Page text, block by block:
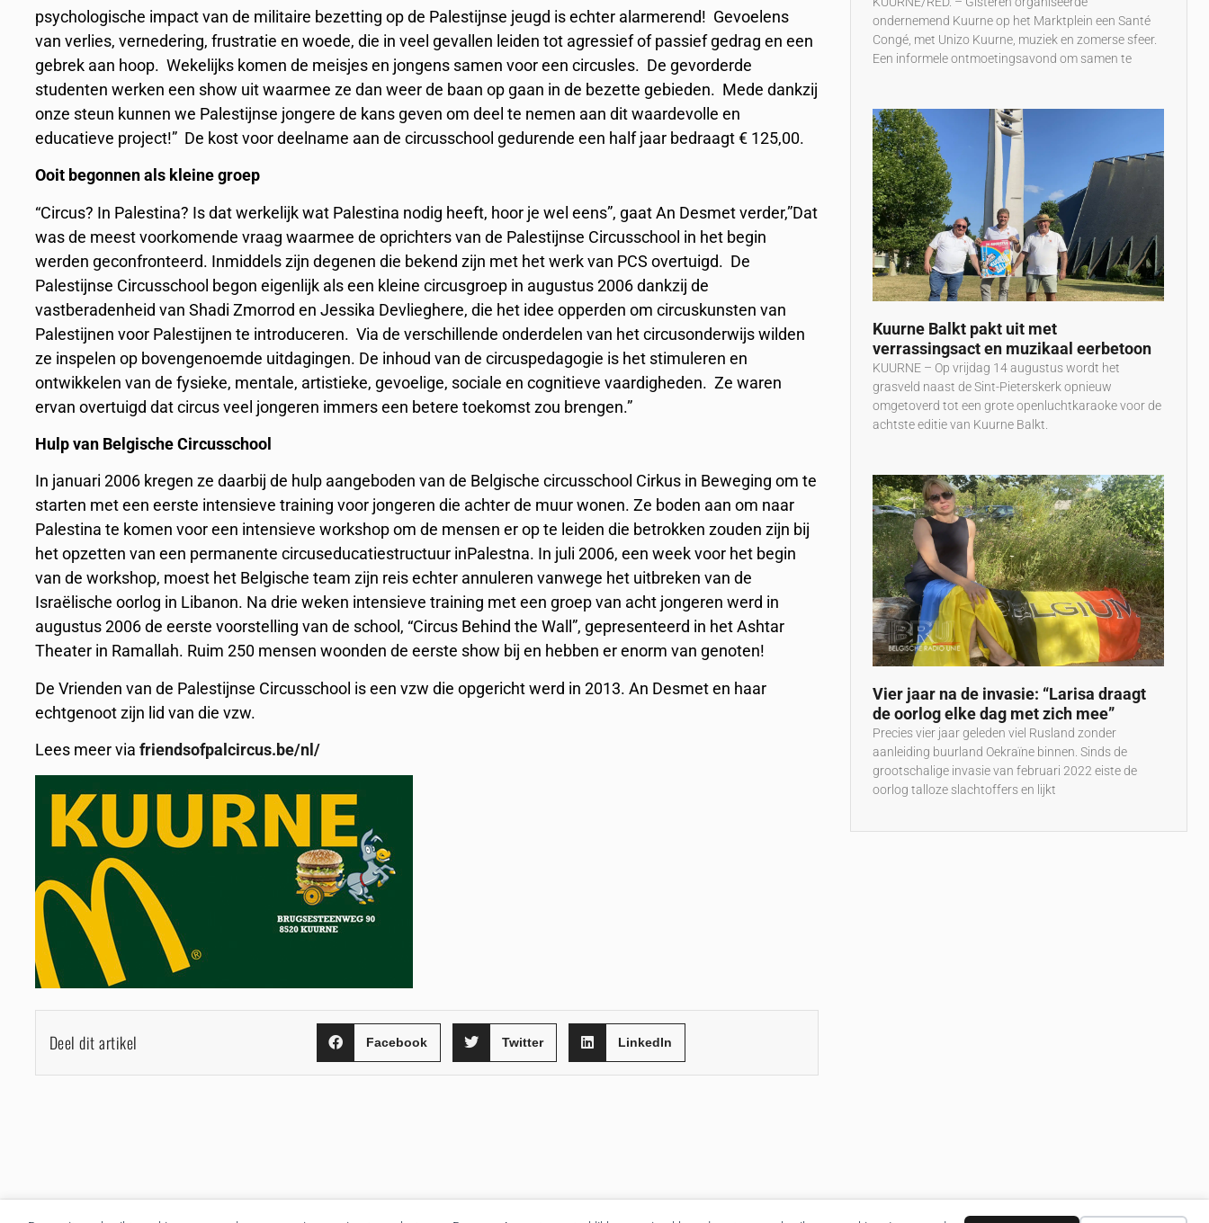
psychologische impact van de militaire bezetting op de Palestijnse jeugd is echter alarmerend! Gevoelens
van verlies, vernedering, frustratie en woede, die in veel gevallen leiden tot agressief of passief gedrag en een
gebrek aan hoop. Wekelijks komen de meisjes en jongens samen voor een circusles. De gevorderde
studenten werken een show uit waarmee ze dan weer de baan op gaan in de bezette gebieden. Mede dankzij
onze steun kunnen we Palestijnse jongere de kans geven om deel te nemen aan dit waardevolle en
educatieve project!” De kost voor deelname aan de circusschool gedurende een half jaar bedraagt € 125,00.
Ooit begonnen als kleine groep
“Circus? In Palestina? Is dat werkelijk wat Palestina nodig heeft, hoor je wel eens”, gaat An Desmet verder,”Dat
was de meest voorkomende vraag waarmee de oprichters van de Palestijnse Circusschool in het begin
werden geconfronteerd. Inmiddels zijn degenen die bekend zijn met het werk van PCS overtuigd. De
Palestijnse Circusschool begon eigenlijk als een kleine circusgroep in augustus 2006 dankzij de
vastberadenheid van Shadi Zmorrod en Jessika Devlieghere, die het idee opperden om circuskunsten van
Palestijnen voor Palestijnen te introduceren. Via de verschillende onderdelen van het circusonderwijs wilden
ze inspelen op bovengenoemde uitdagingen. De inhoud van de circuspedagogie is het stimuleren en
ontwikkelen van de fysieke, mentale, artistieke, gevoelige, sociale en cognitieve vaardigheden. Ze waren
ervan overtuigd dat circus veel jongeren immers een betere toekomst zou brengen.”
Hulp van Belgische Circusschool
In januari 2006 kregen ze daarbij de hulp aangeboden van de Belgische circusschool Cirkus in Beweging om te
starten met een eerste intensieve training voor jongeren die achter de muur wonen. Ze boden aan om naar
Palestina te komen voor een intensieve workshop om de mensen er op te leiden die betrokken zouden zijn bij
het opzetten van een permanente circuseducatiestructuur inPalestna. In juli 2006, een week voor het begin
van de workshop, moest het Belgische team zijn reis echter annuleren vanwege het uitbreken van de
Israëlische oorlog in Libanon. Na drie weken intensieve training met een groep van acht jongeren werd in
augustus 2006 de eerste voorstelling van de school, “Circus Behind the Wall”, gepresenteerd in het Ashtar
Theater in Ramallah. Ruim 250 mensen woonden de eerste show bij en hebben er enorm van genoten!
De Vrienden van de Palestijnse Circusschool is een vzw die opgericht werd in 2013. An Desmet en haar
echtgenoot zijn lid van die vzw.
Lees meer viafriendsofpalcircus.be/nl/
Deel dit artikel Facebook Twitter LinkedIn
ondernemend Kuurne op het Marktplein een Santé
Congé, met Unizo Kuurne, muziek en zomerse sfeer.
Een informele ontmoetingsavond om samen te
Kuurne Balkt pakt uit met
verrassingsact en muzikaal eerbetoon
KUURNE – Op vrijdag 14 augustus wordt het
grasveld naast de Sint-Pieterskerk opnieuw
omgetoverd tot een grote openluchtkaraoke voor de
achtste editie van Kuurne Balkt.
Vier jaar na de invasie: “Larisa draagt
de oorlog elke dag met zich mee”
Precies vier jaar geleden viel Rusland zonder
aanleiding buurland Oekraïne binnen. Sinds de
grootschalige invasie van februari 2022 eiste de
oorlog talloze slachtoffers en lijkt